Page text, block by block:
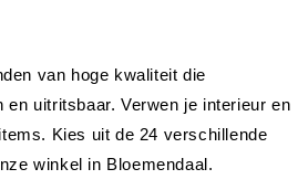
van hoge kwaliteit die
uitritsbaar. Verwen je interieur en
Kies uit de 24 verschillende
winkel in Bloemendaal.